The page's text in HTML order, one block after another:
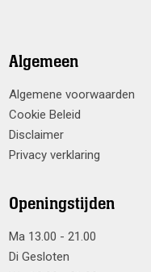
Algemeen
Algemene voorwaarden
Cookie Beleid
Disclaimer
Privacy verklaring
Openingstijden
Ma 13.00 - 21.00
Di Gesloten